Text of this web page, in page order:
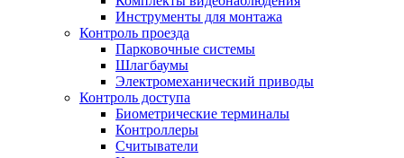
Инструменты для монтажа
Контроль проезда
Парковочные системы
Шлагбаумы
Электромеханический приводы
Контроль доступа
Биометрические терминалы
Контроллеры
Считыватели